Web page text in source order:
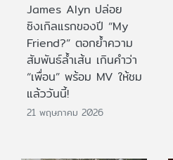
James Alyn ปล่อย
ซิงเกิลแรกของปี “My
Friend?” ตอกย้ำความ
สัมพันธ์ล้ำเส้น เกินคำว่า
“เพื่อน” พร้อม MV ให้ชม
แล้ววันนี้!
21 พฤษภาคม 2026